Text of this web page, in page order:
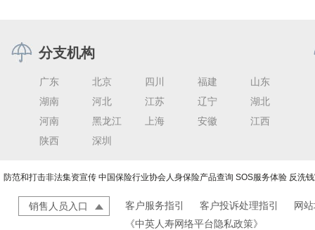
分支机构
广东 北京 四川 福建
山东
湖南
河北 江苏 辽宁
湖北
河南
黑龙江 上海 安徽
江西
陕西
深圳
防范和打击非法集资宣传 中国保险行业协会人身保险产品查询 SOS服务体验 反洗
销售人员入口 客户服务指引 客户投诉处理指引
网
《中英人寿网络平台隐私政策》